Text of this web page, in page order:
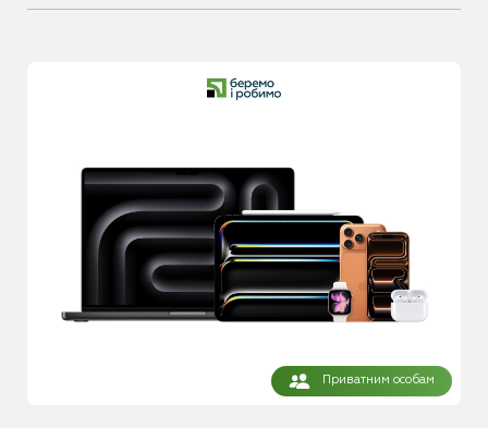
Приватним особам